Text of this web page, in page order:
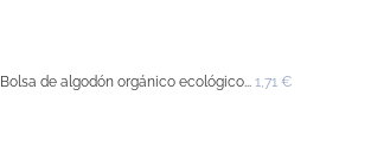
Bolsa de algodón orgánico ecológico... 1,71 €